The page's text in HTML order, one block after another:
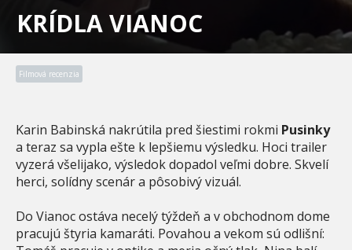
KRÍDLA VIANOC
Filmová recenzia
Karin Babinská nakrútila pred šiestimi rokmi Pusinky
a teraz sa vypla ešte k lepšiemu výsledku. Hoci trailer
vyzerá všelijako, výsledok dopadol veľmi dobre. Skvelí
herci, solídny scenár a pôsobivý vizuál.
Do Vianoc ostáva necelý týždeň a v obchodnom dome
pracujú štyria kamaráti. Povahou a vekom sú odlišní: